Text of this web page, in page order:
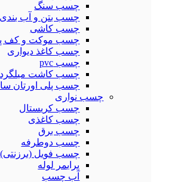
چسب سنگ
چسب بتن و آب بندی
چسب کاشی
چسب موکت و کف
چسب کاغذ دیواری
چسب pvc
چسب کاشت
چسب پلی اورتان
چسب نواری
چسب کریستال
چسب کاغذی
چسب برق
چسب دوطرفه
چسب فویل (برزنتی)
پرایمر لوله
آب چسب